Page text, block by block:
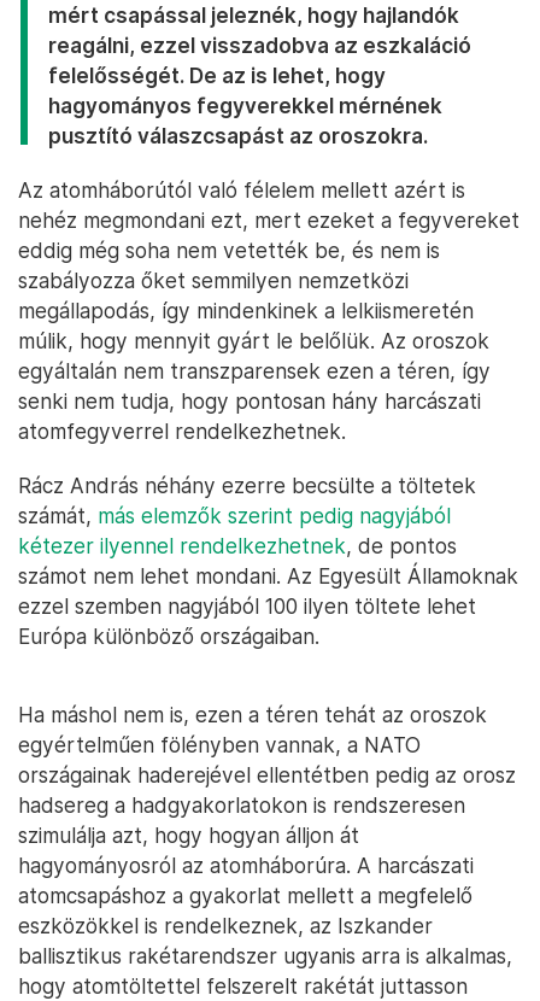
mért csapással jeleznék, hogy hajlandók
reagálni, ezzel visszadobva az eszkaláció
felelősségét. De az is lehet, hogy
hagyományos fegyverekkel mérnének
pusztító válaszcsapást az oroszokra.
Az atomháborútól való félelem mellett azért is
nehéz megmondani ezt, mert ezeket a fegyvereket
eddig még soha nem vetették be, és nem is
szabályozza őket semmilyen nemzetközi
megállapodás, így mindenkinek a lelkiismeretén
múlik, hogy mennyit gyárt le belőlük. Az oroszok
egyáltalán nem transzparensek ezen a téren, így
senki nem tudja, hogy pontosan hány harcászati
atomfegyverrel rendelkezhetnek.
Rácz András néhány ezerre becsülte a töltetek
számát, más elemzők szerint pedig nagyjából
kétezer ilyennel rendelkezhetnek, de pontos
számot nem lehet mondani. Az Egyesült Államoknak
ezzel szemben nagyjából 100 ilyen töltete lehet
Európa különböző országaiban.
Ha máshol nem is, ezen a téren tehát az oroszok
egyértelműen fölényben vannak, a NATO
országainak haderejével ellentétben pedig az orosz
hadsereg a hadgyakorlatokon is rendszeresen
szimulálja azt, hogy hogyan álljon át
hagyományosról az atomháborúra. A harcászati
atomcsapáshoz a gyakorlat mellett a megfelelő
eszközökkel is rendelkeznek, az Iszkander
ballisztikus rakétarendszer ugyanis arra is alkalmas,
hogy atomtöltettel felszerelt rakétát juttasson